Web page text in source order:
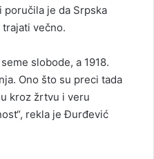
je da Srpska
večno.
slobode, a 1918.
Ono što su preci tada
kroz žrtvu i veru
rekla je Đurđević